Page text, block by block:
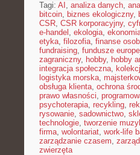
Tagi: AI , analiza danych,
bitcoin, biznes ekologiczny,
CSR, CSR korporacyjny,
e-handel , ekologia,
etyka, filozofia, finanse
fundraising, fundusze
zagraniczny, hobby, hobby
integracja społeczna,
logistyka morska,
obsługa klienta, ochrona
prawo własności,
psychoterapia, recykling,
rysowanie, sadownictwo,
technologie, tworzenie
firma, wolontariat, work-life
zarządzanie czasem,
zwierzęta